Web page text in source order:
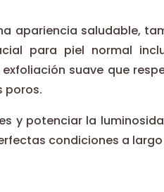
apariencia saludable,
para piel normal
suave que
poros.
y potenciar la
condiciones a